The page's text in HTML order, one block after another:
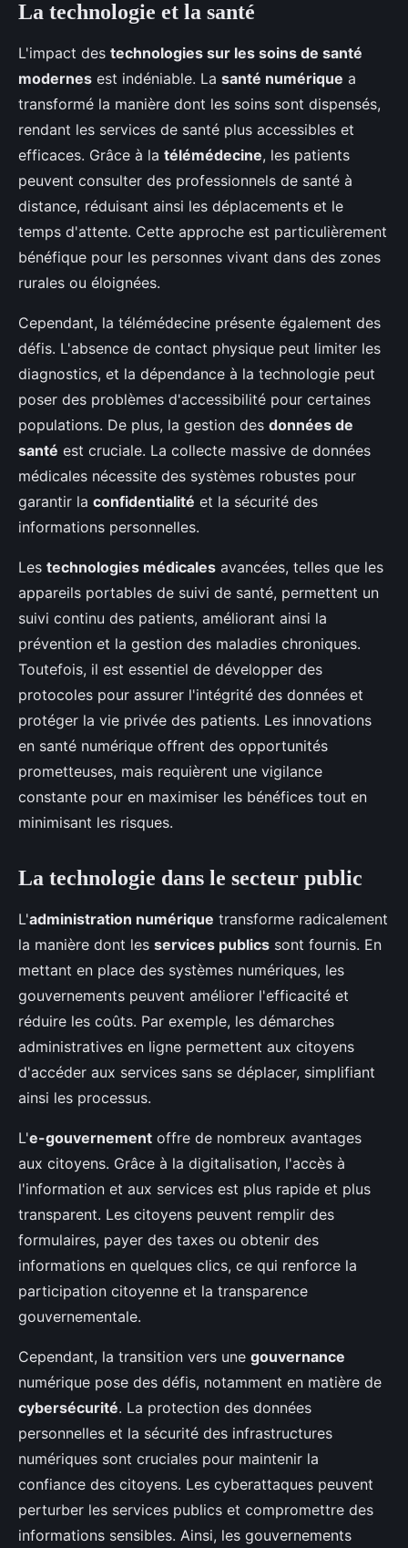
La technologie et la santé
L'impact des technologies sur les soins de santé
modernes est indéniable. La santé numérique a
transformé la manière dont les soins sont dispensés,
rendant les services de santé plus accessibles et
efficaces. Grâce à la télémédecine, les patients
peuvent consulter des professionnels de santé à
distance, réduisant ainsi les déplacements et le
temps d'attente. Cette approche est particulièrement
bénéfique pour les personnes vivant dans des zones
rurales ou éloignées.
Cependant, la télémédecine présente également des
défis. L'absence de contact physique peut limiter les
diagnostics, et la dépendance à la technologie peut
poser des problèmes d'accessibilité pour certaines
populations. De plus, la gestion des données de
santé est cruciale. La collecte massive de données
médicales nécessite des systèmes robustes pour
garantir la confidentialité et la sécurité des
informations personnelles.
Les technologies médicales avancées, telles que les
appareils portables de suivi de santé, permettent un
suivi continu des patients, améliorant ainsi la
prévention et la gestion des maladies chroniques.
Toutefois, il est essentiel de développer des
protocoles pour assurer l'intégrité des données et
protéger la vie privée des patients. Les innovations
en santé numérique offrent des opportunités
prometteuses, mais requièrent une vigilance
constante pour en maximiser les bénéfices tout en
minimisant les risques.
La technologie dans le secteur public
L'administration numérique transforme radicalement
la manière dont les services publics sont fournis. En
mettant en place des systèmes numériques, les
gouvernements peuvent améliorer l'efficacité et
réduire les coûts. Par exemple, les démarches
administratives en ligne permettent aux citoyens
d'accéder aux services sans se déplacer, simplifiant
ainsi les processus.
L'e-gouvernement offre de nombreux avantages
aux citoyens. Grâce à la digitalisation, l'accès à
l'information et aux services est plus rapide et plus
transparent. Les citoyens peuvent remplir des
formulaires, payer des taxes ou obtenir des
informations en quelques clics, ce qui renforce la
participation citoyenne et la transparence
gouvernementale.
Cependant, la transition vers une gouvernance
numérique pose des défis, notamment en matière de
cybersécurité. La protection des données
personnelles et la sécurité des infrastructures
numériques sont cruciales pour maintenir la
confiance des citoyens. Les cyberattaques peuvent
perturber les services publics et compromettre des
informations sensibles. Ainsi, les gouvernements